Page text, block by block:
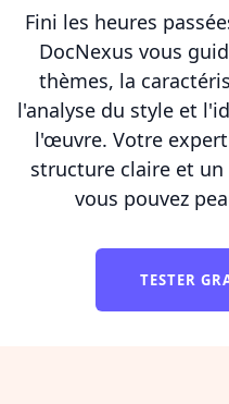
Fini les heures
DocNexus vous
thèmes, la
l'analyse du style et
l'œuvre. Votre
structure claire et
vous pouvez
TESTER